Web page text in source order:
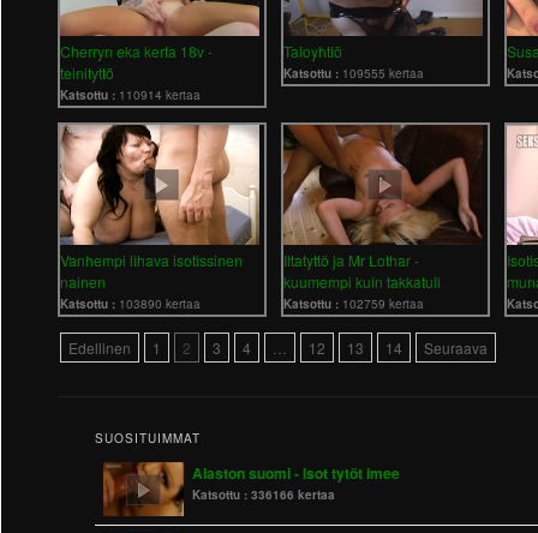
Cherryn eka kerta 18v -
teinityttö
Katsottu : 110914 kertaa
Taloyhtiö
Katsottu : 109555 kertaa
Vanhempi lihava isotissinen
nainen
Katsottu : 103890 kertaa
Iltatyttö ja Mr Lothar -
kuumempi kuin takkatuli
Katsottu : 102759 kertaa
Edellinen 1 2 3 4 12 13 14 Seuraava
SUOSITUIMMAT
Alaston suomi - Isot tytöt imee
Katsottu : 336166 kertaa